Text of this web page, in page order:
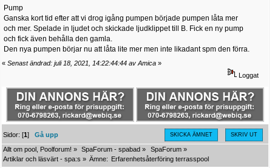
Pump
Ganska kort tid efter att vi drog igång pumpen började pumpen låta mer
och mer. Spelade in ljudet och skickade ljudklippet till B. Fick en ny pump
och fick även behålla den gamla.
Den nya pumpen börjar nu att låta lite mer men inte likadant spm den förra.
« Senast ändrad: juli 18, 2021, 14:22:44:44 av Amica »
Loggat
SKICKA ÄMNET SKRIV UT
Sidor: [1]Gå upp
Allt om pool, Poolforum! » SpaForum - spabad » SpaForum»
Artiklar och läsvärt - spa:s » Ämne: Erfarenhetsåterföring terrasspool